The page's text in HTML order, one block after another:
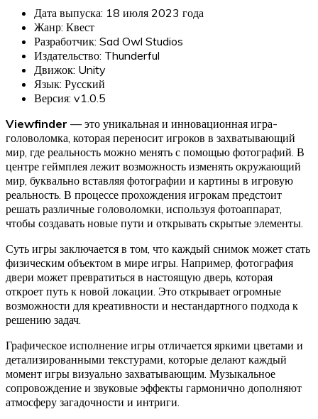
Дата выпуска: 18 июля 2023 года
Жанр: Квест
Разработчик: Sad Owl Studios
Издательство: Thunderful
Движок: Unity
Язык: Русский
Версия: v1.0.5
Viewfinder — это уникальная и инновационная игра-
головоломка, которая переносит игроков в захватывающий
мир, где реальность можно менять с помощью фотографий. В
центре геймплея лежит возможность изменять окружающий
мир, буквально вставляя фотографии и картины в игровую
реальность. В процессе прохождения игрокам предстоит
решать различные головоломки, используя фотоаппарат,
чтобы создавать новые пути и открывать скрытые элементы.
Суть игры заключается в том, что каждый снимок может стать
физическим объектом в мире игры. Например, фотография
двери может превратиться в настоящую дверь, которая
откроет путь к новой локации. Это открывает огромные
возможности для креативности и нестандартного подхода к
решению задач.
Графическое исполнение игры отличается яркими цветами и
детализированными текстурами, которые делают каждый
момент игры визуально захватывающим. Музыкальное
сопровождение и звуковые эффекты гармонично дополняют
атмосферу загадочности и интриги.